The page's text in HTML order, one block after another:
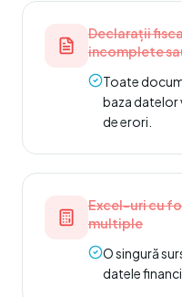
Declarații
incomplete
Toate
baza datelor
de erori.
Excel-uri cu
multiple
O singură
datele